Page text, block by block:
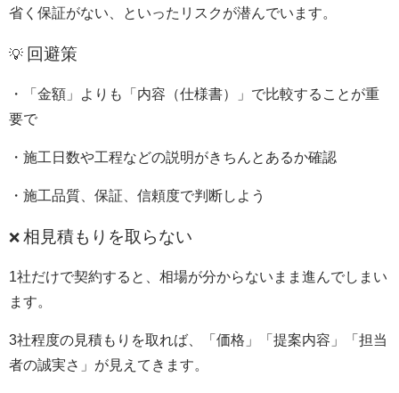
省く 保証がない、 といったリスクが潜んでいます。
💡 回避策
・「金額」よりも「内容（仕様書）」で比較することが重
要で
・施工日数や工程などの説明がきちんとあるか確認
・施工品質、保証、信頼度で判断しよう
❌ 相見積もりを取らない
1社だけで契約すると、相場が分からないまま進んでしまい
ます。
3社程度の見積もりを取れば、「価格」「提案内容」「担当
者の誠実さ」が見えてきます。